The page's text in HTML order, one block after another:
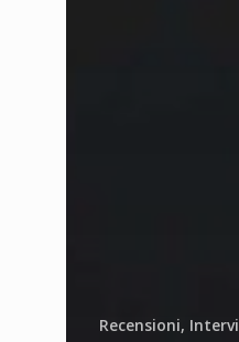
Recensioni,